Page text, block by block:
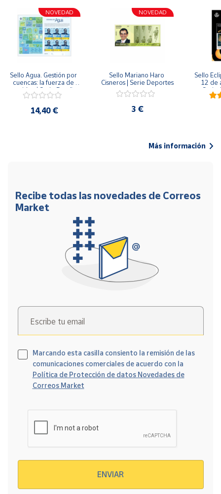
NOVEDAD
Sello Agua. Gestión por
cuencas: la fuerza de
una idea.| Serie España
ES| Pliego Premium
14,40 €
NOVEDAD
Sello Mariano Haro
Cisneros | Serie Deportes
3 €
Sello
12 de
Serie
Más información
Recibe todas las novedades de Correos
Market
Escribe tu email
Marcando esta casilla consiento la remisión de las
comunicaciones comerciales de acuerdo con la
Política de Protección de datos Novedades de
Correos Market
ENVIAR